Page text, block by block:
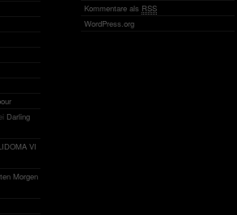
Darling
VI
Morgen
Kommentare als RSS
WordPress.org